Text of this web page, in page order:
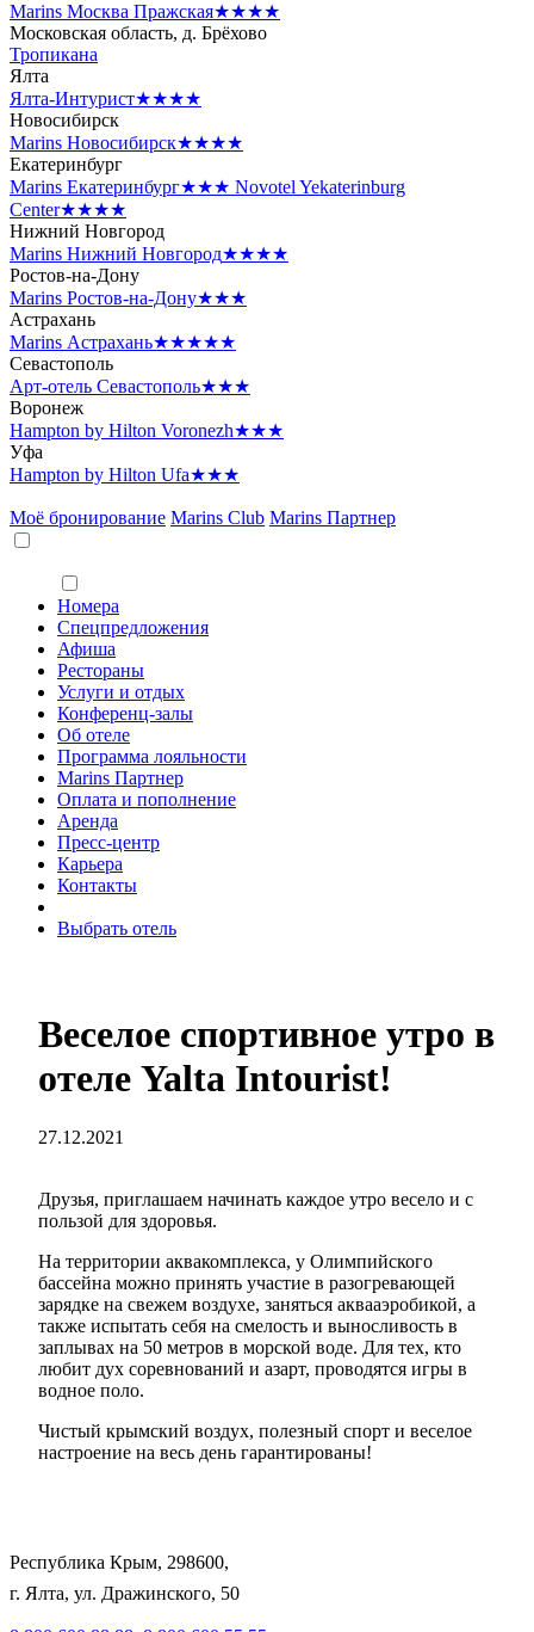
Marins Москва Пражская★★★★
Московская область, д. Брёхово
Тропикана
Ялта
Ялта-Интурист★★★★
Новосибирск
Marins Новосибирск★★★★
Екатеринбург
Marins Екатеринбург★★★ Novotel Yekaterinburg
Center★★★★
Нижний Новгород
Marins Нижний Новгород★★★★
Ростов-на-Дону
Marins Ростов-на-Дону★★★
Астрахань
Marins Астрахань★★★★★
Севастополь
Арт-отель Севастополь★★★
Воронеж
Hampton by Hilton Voronezh★★★
Уфа
Hampton by Hilton Ufa★★★
Моё бронирование Marins Club Marins Партнер
Номера
Спецпредложения
Афиша
Рестораны
Услуги и отдых
Конференц-залы
Об отеле
Программа лояльности
Marins Партнер
Оплата и пополнение
Аренда
Пресс-центр
Карьера
Контакты
Выбрать отель
Веселое спортивное утро в
отеле Yalta Intourist!
27.12.2021
Друзья, приглашаем начинать каждое утро весело и с
пользой для здоровья.
На территории аквакомплекса, у Олимпийского
бассейна можно принять участие в разогревающей
зарядке на свежем воздухе, заняться аквааэробикой, а
также испытать себя на смелость и выносливость в
заплывах на 50 метров в морской воде. Для тех, кто
любит дух соревнований и азарт, проводятся игры в
водное поло.
Чистый крымский воздух, полезный спорт и веселое
настроение на весь день гарантированы!
Республика Крым, 298600,
г. Ялта, ул. Дражинского, 50